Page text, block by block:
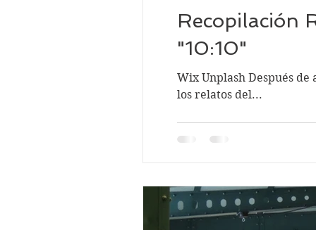
Recopilación
"10:10"
Wix Unplash Después de algunos ajustes técnicos, que desprogramaron la publicación unas horas... al fin puedo publicar
los relatos del...